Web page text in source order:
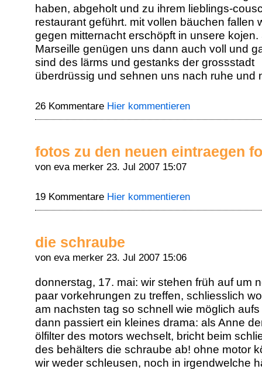
haben, abgeholt und zu ihrem lieblings-
restaurant geführt. mit vollen bäuchen fallen
gegen mitternacht erschöpft in unsere kojen.
Marseille genügen uns dann auch voll und
sind des lärms und gestanks der grossstadt
überdrüssig und sehnen uns nach ruhe und
26 Kommentare Hier kommentieren
fotos zu den neuen eintraegen
von eva merker 23. Jul 2007 15:07
19 Kommentare Hier kommentieren
die schraube
von eva merker 23. Jul 2007 15:06
donnerstag, 17. mai: wir stehen früh auf um
paar vorkehrungen zu treffen, schliesslich
am nachsten tag so schnell wie möglich aufs
dann passiert ein kleines drama: als Anne
ölfilter des motors wechselt, bricht beim
des behälters die schraube ab! ohne motor
wir weder schleusen, noch in irgendwelche